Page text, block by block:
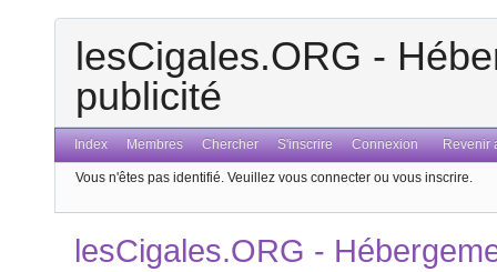
lesCigales.ORG -
publicité
Index Membres Chercher S'inscrire Connexion Revenir
Vous n'êtes pas identifié. Veuillez vous connecter ou vous inscrire.
lesCigales.ORG -